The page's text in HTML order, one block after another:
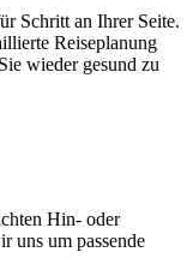
Schritt an Ihrer Seite.
Reiseplanung
wieder gesund zu
Hin- oder
uns um passende